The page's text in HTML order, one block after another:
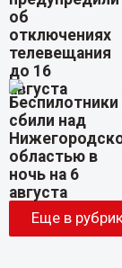
Еще в